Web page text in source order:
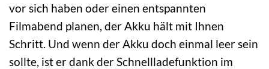
vor sich haben oder einen entspannten
Filmabend planen, der Akku hält mit Ihnen
Schritt. Und wenn der Akku doch einmal leer sein
sollte, ist er dank der Schnellladefunktion im